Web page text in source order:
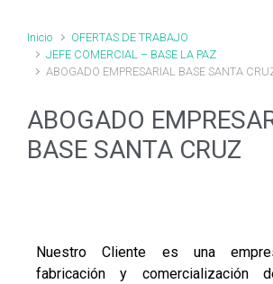
Inicio
OFERTAS DE TRABAJO
JEFE COMERCIAL – BASE LA PAZ
ABOGADO EMPRESARIAL BASE SANTA
ABOGADO
BASE SANTA CRUZ
Nuestro Cliente es una
fabricación y comercialización